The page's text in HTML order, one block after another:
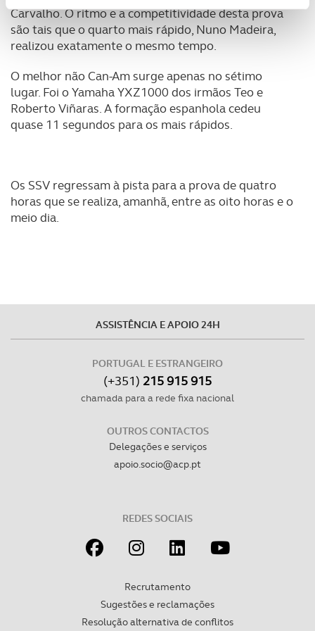
personalizar conteúdos e anúncios, para lhe proporcionar
funcionalidades de redes sociais, bem como para
analisar dados de navegação no nosso website.
Adicionalmente partilhamos informação, relativa à sua
utilização do nosso site de publicidade e de análise, com
parceiros e organizações na UE e em países terceiros.
consentimento e quando tal se afigure estritamente
necessário no contexto dos serviços a prestar.
Consulte a política de cookies do site.
Carvalho. O ritmo e a competitividade desta prova
são tais que o quarto mais rápido, Nuno Madeira,
realizou exatamente o mesmo tempo.
O melhor não Can-Am surge apenas no sétimo
lugar. Foi o Yamaha YXZ1000 dos irmãos Teo e
Roberto Viñaras. A formação espanhola cedeu
quase 11 segundos para os mais rápidos.
Os SSV regressam à pista para a prova de quatro
horas que se realiza, amanhã, entre as oito horas e o
meio dia.
ASSISTÊNCIA E APOIO 24H
PORTUGAL E ESTRANGEIRO
(+351) 215 915 915
chamada para a rede fixa nacional
OUTROS CONTACTOS
Delegações e serviços
apoio.socio@acp.pt
REDES SOCIAIS
Recrutamento
Sugestões e reclamações
Resolução alternativa de conflitos